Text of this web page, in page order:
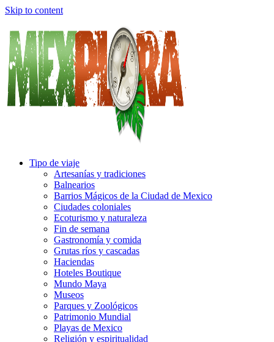
Skip to content
Tipo de viaje
Artesanías y tradiciones
Balnearios
Barrios Mágicos de la Ciudad de Mexico
Ciudades coloniales
Ecoturismo y naturaleza
Fin de semana
Gastronomía y comida
Grutas ríos y cascadas
Haciendas
Hoteles Boutique
Mundo Maya
Museos
Parques y Zoológicos
Patrimonio Mundial
Playas de Mexico
Religión y espiritualidad